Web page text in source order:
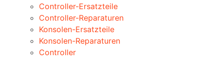
Controller-Ersatzteile
Controller-Reparaturen
Konsolen-Ersatzteile
Konsolen-Reparaturen
Controller